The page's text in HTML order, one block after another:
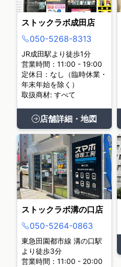
ストックラボ成田店
050-5268-8313
JR成田駅より徒歩1分
営業時間：11:00 - 19:00
定休日：なし（臨時休業・
年末年始を除く）
取扱商材: すべて
店舗詳細・地図
ストックラボ溝の口店
050-5264-0863
東急田園都市線 溝の口駅
より徒歩3分
営業時間：11:00 - 20:00